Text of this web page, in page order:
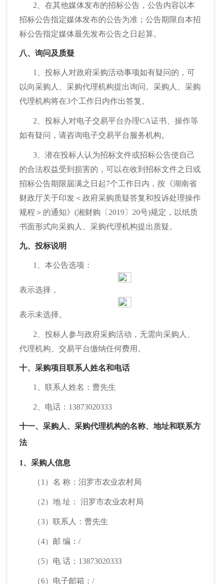
2、在其他媒体发布的招标公告，公告内容以本
招标公告指定媒体发布的公告为准；公告期限自本招
标公告指定媒体最先发布公告之日起算。
八、询问及质疑
1、投标人对政府采购活动事项如有疑问的，可
以向采购人、采购代理机构提出询问。采购人、采购
代理机构将在3个工作日内作出答复。
2、投标人对电子交易平台办理CA证书、操作等
如有疑问，请咨询电子交易平台服务机构。
3、潜在投标人认为招标文件或招标公告使自己
的合法权益受到损害的，可以在收到招标文件之日或
招标公告期限届满之日起7个工作日内，按《湖南省
财政厅关于印发＜政府采购质疑答复和投诉处理操作
规程＞的通知》(湘财购〔2019〕20号)规定，以纸质
书面形式向采购人、采购代理机构提出质疑。
九、投标说明
1、本公告选项：
表示选择，
表示未选择。
2、投标人参与政府采购活动，无需向采购人、
代理机构、交易平台缴纳任何费用。
十、采购项目联系人姓名和电话
1、联系人姓名：曹先生
2、电话：13873020333
十一、采购人、采购代理机构的名称、地址和联系方
法
1、采购人信息
（1）名 称：汨罗市农业农村局
（2）地 址： 汨罗市农业农村局
（3）联系人：曹先生
（4）邮 编：/
（5）电 话：13873020333
（6）电子邮箱：/